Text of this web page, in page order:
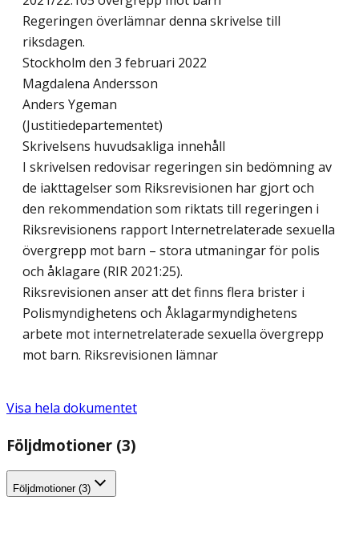
Regeringen överlämnar denna skrivelse till
riksdagen.
Stockholm den 3 februari 2022
Magdalena Andersson
Anders Ygeman
(Justitiedepartementet)
Skrivelsens huvudsakliga innehåll
I skrivelsen redovisar regeringen sin bedömning av
de iakttagelser som Riksrevisionen har gjort och
den rekommendation som riktats till regeringen i
Riksrevisionens rapport Internetrelaterade sexuella
övergrepp mot barn – stora utmaningar för polis
och åklagare (RIR 2021:25).
Riksrevisionen anser att det finns flera brister i
Polismyndighetens och Åklagarmyndighetens
arbete mot internetrelaterade sexuella övergrepp
mot barn. Riksrevisionen lämnar
Visa hela dokumentet
Följdmotioner (3)
Följdmotioner (3)